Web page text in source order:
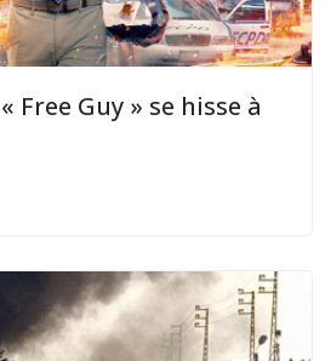
Free Guy » se hisse à